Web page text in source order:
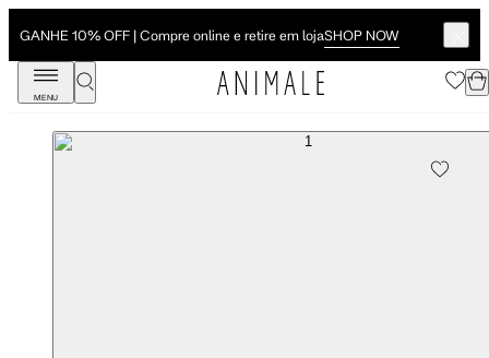
GANHE 10% OFF | Compre online e retire em lojaSHOP NOW
MENU